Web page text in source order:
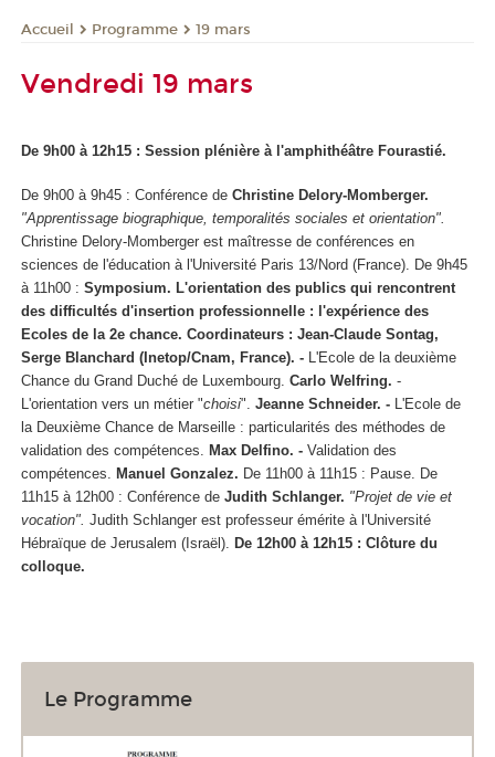
Accueil Programme 19 mars
Vendredi 19 mars
De 9h00 à 12h15 : Session plénière à l'amphithéâtre Fourastié.
De 9h00 à 9h45 : Conférence de Christine Delory-Momberger.
"Apprentissage biographique, temporalités sociales et orientation".
Christine Delory-Momberger est maîtresse de conférences en
sciences de l'éducation à l'Université Paris 13/Nord (France). De 9h45
à 11h00 : Symposium. L'orientation des publics qui rencontrent
des difficultés d'insertion professionnelle : l'expérience des
Ecoles de la 2e chance. Coordinateurs : Jean-Claude Sontag,
Serge Blanchard (Inetop/Cnam, France). - L'Ecole de la deuxième
Chance du Grand Duché de Luxembourg. Carlo Welfring. -
L'orientation vers un métier "choisi". Jeanne Schneider. - L'Ecole de
la Deuxième Chance de Marseille : particularités des méthodes de
validation des compétences. Max Delfino. - Validation des
compétences. Manuel Gonzalez. De 11h00 à 11h15 : Pause. De
11h15 à 12h00 : Conférence de Judith Schlanger. "Projet de vie et
vocation". Judith Schlanger est professeur émérite à l'Université
Hébraïque de Jerusalem (Israël). De 12h00 à 12h15 : Clôture du
colloque.
Le Programme